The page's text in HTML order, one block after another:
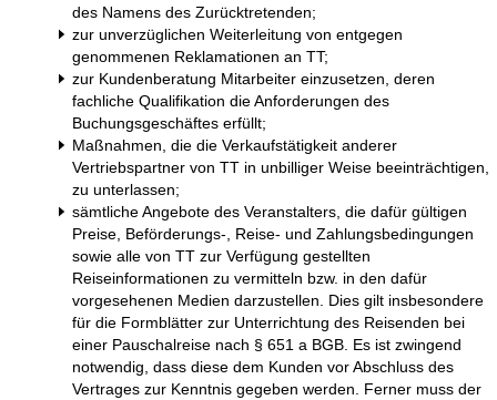
des Namens des Zurücktretenden;
zur unverzüglichen Weiterleitung von entgegen
genommenen Reklamationen an TT;
zur Kundenberatung Mitarbeiter einzusetzen, deren
fachliche Qualifikation die Anforderungen des
Buchungsgeschäftes erfüllt;
Maßnahmen, die die Verkaufstätigkeit anderer
Vertriebspartner von TT in unbilliger Weise beeinträchtigen,
zu unterlassen;
sämtliche Angebote des Veranstalters, die dafür gültigen
Preise, Beförderungs-, Reise- und Zahlungsbedingungen
sowie alle von TT zur Verfügung gestellten
Reiseinformationen zu vermitteln bzw. in den dafür
vorgesehenen Medien darzustellen. Dies gilt insbesondere
für die Formblätter zur Unterrichtung des Reisenden bei
einer Pauschalreise nach § 651 a BGB. Es ist zwingend
notwendig, dass diese dem Kunden vor Abschluss des
Vertrages zur Kenntnis gegeben werden. Ferner muss der